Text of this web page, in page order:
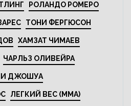
РОЛАНДО РОМЕРО
ТОНИ ФЕРГЮСОН
ХАМЗАТ ЧИМАЕВ
ЧАРЛЬЗ ОЛИВЕЙРА
ДЖОШУА
ЛЕГКИЙ ВЕС (MMA)